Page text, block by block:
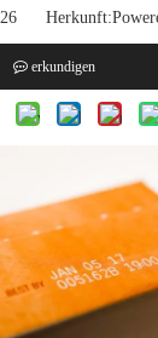
26 Herkunft:
erkundigen